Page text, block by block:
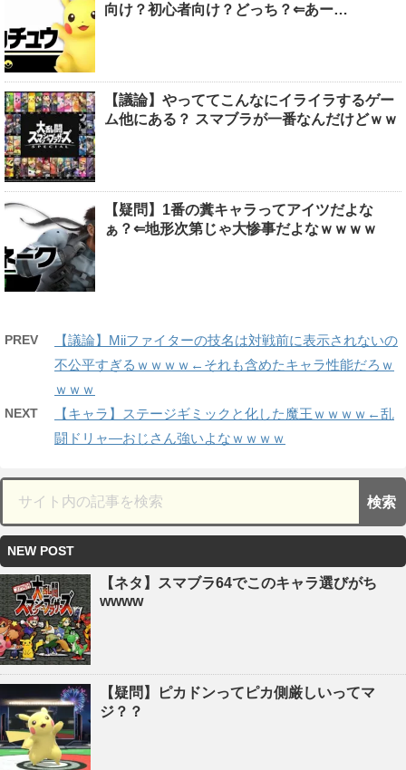
向け？初心者向け？どっち？⇐あー…
【議論】やっててこんなにイライラするゲー
ム他にある？ スマブラが一番なんだけどｗｗ
【疑問】1番の糞キャラってアイツだよな
ぁ？⇐地形次第じゃ大惨事だよなｗｗｗｗ
PREV
【議論】Miiファイターの技名は対戦前に表示されないの
不公平すぎるｗｗｗｗ←それも含めたキャラ性能だろｗ
ｗｗｗ
NEXT
【キャラ】ステージギミックと化した魔王ｗｗｗｗ←乱
闘ドリャ―おじさん強いよなｗｗｗｗ
NEW POST
【ネタ】スマブラ64でこのキャラ選びがち
wwww
【疑問】ピカドンってピカ側厳しいってマ
ジ？？